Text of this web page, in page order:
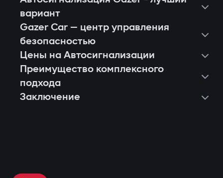
вариант
Gazer Car — центр управления
безопасностью
Цены на Автосигнализации
Преимущество комплексного
подхода
Заключение